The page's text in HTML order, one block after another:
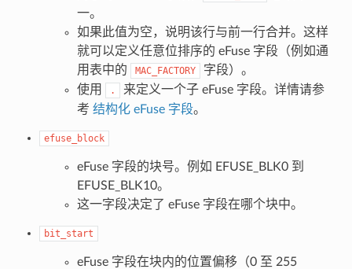
一。
如果此值为空，说明该行与前一行合并。这样
就可以定义任意位排序的 eFuse 字段（例如通
用表中的
MAC_FACTORY
字段）。
使用
.
来定义一个子 eFuse 字段。详情请参
考 结构化 eFuse 字段。
efuse_block
eFuse 字段的块号。例如 EFUSE_BLK0 到
EFUSE_BLK10。
这一字段决定了 eFuse 字段在哪个块中。
bit_start
eFuse 字段在块内的位置偏移（0 至 255